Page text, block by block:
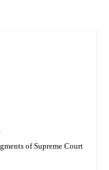
of Supreme Court